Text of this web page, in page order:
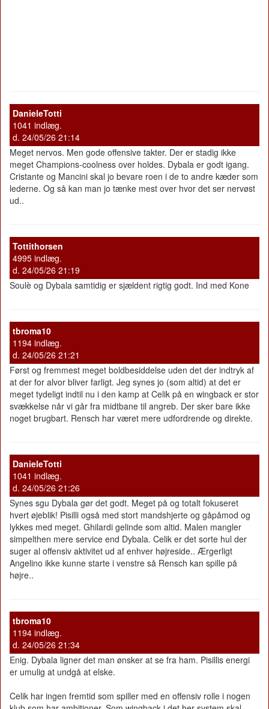
DanieleTotti
1041 indlæg.
d. 24/05/26 21:14
Meget nervos. Men gode offensive takter. Der er stadig ikke
meget Champions-coolness over holdes. Dybala er godt igang.
Cristante og Mancini skal jo bevare roen i de to andre kæder som
lederne. Og så kan man jo tænke mest over hvor det ser nervøst
ud..
Tottithorsen
4995 indlæg.
d. 24/05/26 21:19
Soulè og Dybala samtidig er sjældent rigtig godt. Ind med Kone
tbroma10
1194 indlæg.
d. 24/05/26 21:21
Først og fremmest meget boldbesiddelse uden det der indtryk af
at der for alvor bliver farligt. Jeg synes jo (som altid) at det er
meget tydeligt indtil nu i den kamp at Celik på en wingback er stor
svækkelse når vi går fra midtbane til angreb. Der sker bare ikke
noget brugbart. Rensch har været mere udfordrende og direkte.
DanieleTotti
1041 indlæg.
d. 24/05/26 21:26
Synes sgu Dybala gør det godt. Meget på og totalt fokuseret
hvert øjeblik! Pisilli også med stort mandshjerte og gåpåmod og
lykkes med meget. Ghilardi gelinde som altid. Malen mangler
simpelthen mere service end Dybala. Celik er det sorte hul der
suger al offensiv aktivitet ud af enhver højreside.. Ærgerligt
Angelino ikke kunne starte i venstre så Rensch kan spille på
højre..
tbroma10
1194 indlæg.
d. 24/05/26 21:34
Enig. Dybala ligner det man ønsker at se fra ham. Pisillis energi
er umulig at undgå at elske.
Celik har ingen fremtid som spiller med en offensiv rolle i nogen